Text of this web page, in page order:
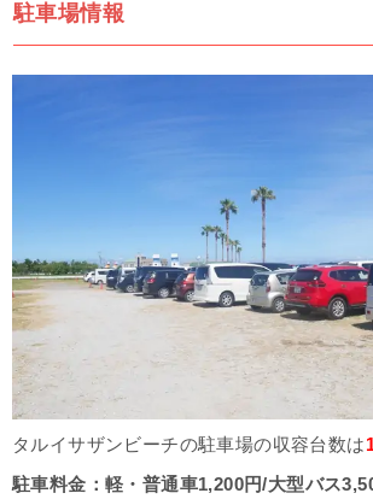
駐車場情報
タルイサザンビーチの駐車場の収容台数は
駐車料金： 軽・普通車1,200円/大型バス